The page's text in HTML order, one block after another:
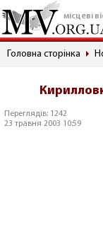
місцеві
Головна сторінка
Переглядів: 1242
23 травня 2003 10:59